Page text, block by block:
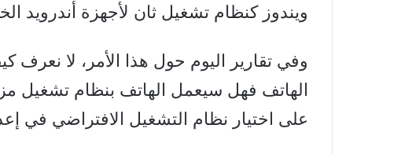
ويندوز كنظام تشغيل ثان لأجهزة أندرويد
وفي تقارير اليوم حول هذا الأمر، لا
الهاتف فهل سيعمل الهاتف بنظام تشغيل
على اختيار نظام التشغيل الافتراضي في